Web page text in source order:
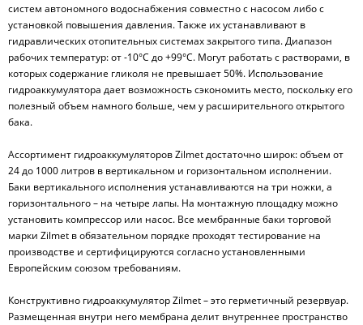
систем автономного водоснабжения совместно с насосом либо с
установкой повышения давления. Также их устанавливают в
гидравлических отопительных системах закрытого типа. Диапазон
рабочих температур: от -10°С до +99°С. Могут работать с растворами, в
которых содержание гликоля не превышает 50%. Использование
гидроаккумулятора дает возможность сэкономить место, поскольку его
полезный объем намного больше, чем у расширительного открытого
бака.
Ассортимент гидроаккумуляторов Zilmet достаточно широк: объем от
24 до 1000 литров в вертикальном и горизонтальном исполнении.
Баки вертикального исполнения устанавливаются на три ножки, а
горизонтального – на четыре лапы. На монтажную площадку можно
установить компрессор или насос. Все мембранные баки торговой
марки Zilmet в обязательном порядке проходят тестирование на
производстве и сертифицируются согласно установленными
Европейским союзом требованиям.
Конструктивно гидроаккумулятор Zilmet – это герметичный резервуар.
Размещенная внутри него мембрана делит внутреннее пространство